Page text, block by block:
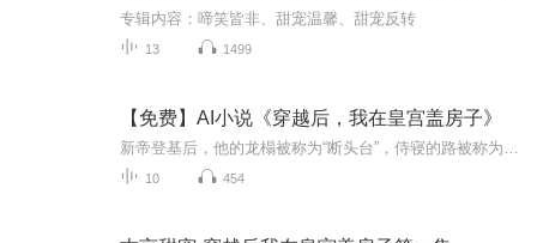
专辑内容：啼笑皆非、甜宠温馨、甜宠反转
13 1499
【免费】AI小说《穿越后，我在皇宫盖房子》
10 454